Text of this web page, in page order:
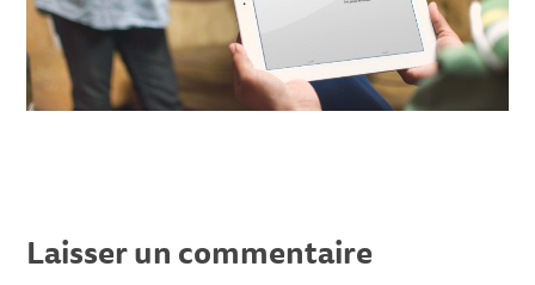
Laisser un commentaire